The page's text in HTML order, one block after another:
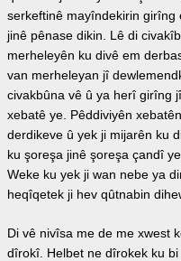
serkeftinê mayîndekirin girîng
jinê pênase dikin. Lê di
merheleyên ku divê em
van merheleyan jî
civakbûna vê û ya herî girîng
xebatê ye. Pêddiviyên
derdikeve û yek ji mijarên ku
ku şoreşa jinê şoreşa çandî
Weke ku yek ji wan nebe ya
heqîqetek ji hev qûtnabin
Di vê nivîsa me de me xwest
dîrokî. Helbet ne dîrokek ku